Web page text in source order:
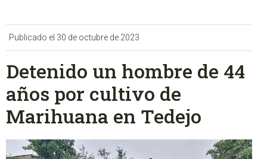
Publicado el 30 de octubre de 2023
Detenido un hombre de 44
años por cultivo de
Marihuana en Tedejo